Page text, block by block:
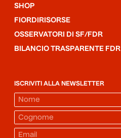
SHOP
FIORDIRISORSE
OSSERVATORI DI SF/FDR
BILANCIO TRASPARENTE FDR
ISCRIVITI ALLA NEWSLETTER